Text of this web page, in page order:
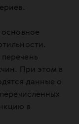
основное
При этом в
данные о
в